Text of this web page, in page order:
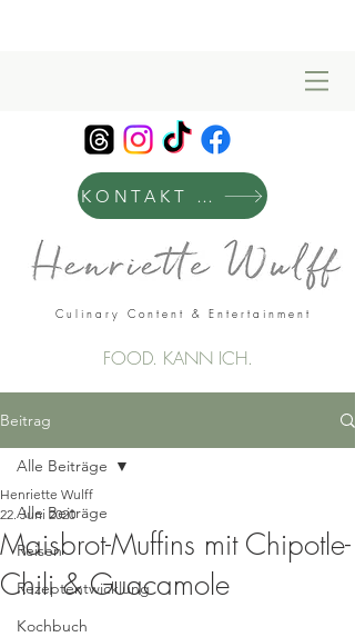
KONTAKT & MANAGEMENT
Culinary Content & Entertainment
FOOD. KANN ICH.
Beitrag
Alle Beiträge
Reisen
Rezeptentwicklung
Kochbuch
Alle Beiträge
Maisbrot-Muffins mit Chipotle-
Chili & Guacamole
Henriette Wulff
22. Juni 2020